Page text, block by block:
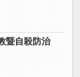
暨自殺防治